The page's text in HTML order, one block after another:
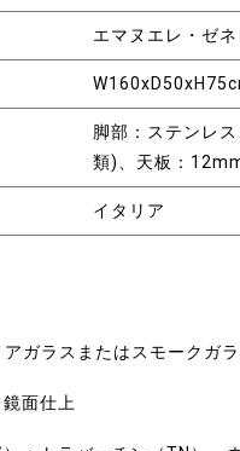
エマヌエレ・ゼネ
脚部：ステンレ
類)、天板：
イタリア
ガラスまたはスモークガラ
面仕上